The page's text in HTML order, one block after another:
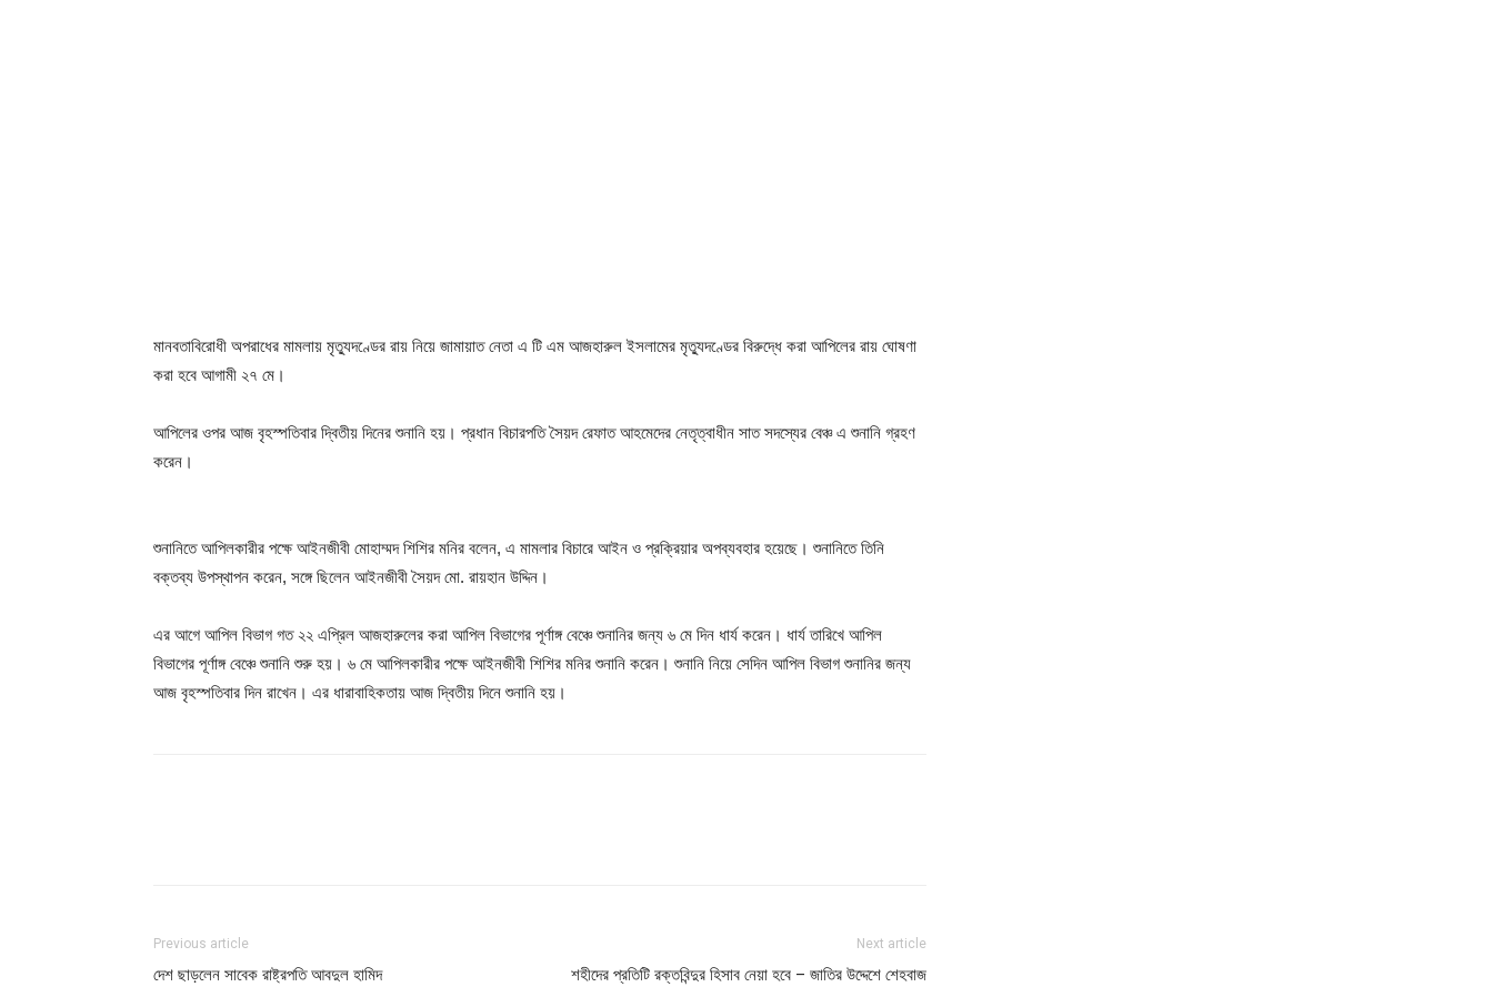
মানবতাবিরোধী অপরাধের মামলায় মৃত্যুদণ্ডের রায় নিয়ে জামায়াত নেতা এ টি এম আজহারুল ইসলামের মৃত্যুদণ্ডের বিরুদ্ধে করা আপিলের রায় ঘোষণা
করা হবে আগামী ২৭ মে।
আপিলের ওপর আজ বৃহস্পতিবার দ্বিতীয় দিনের শুনানি হয়। প্রধান বিচারপতি সৈয়দ রেফাত আহমেদের নেতৃত্বাধীন সাত সদস্যের বেঞ্চ এ শুনানি গ্রহণ
করেন।
শুনানিতে আপিলকারীর পক্ষে আইনজীবী মোহাম্মদ শিশির মনির বলেন, এ মামলার বিচারে আইন ও প্রক্রিয়ার অপব্যবহার হয়েছে। শুনানিতে তিনি
বক্তব্য উপস্থাপন করেন, সঙ্গে ছিলেন আইনজীবী সৈয়দ মো. রায়হান উদ্দিন।
এর আগে আপিল বিভাগ গত ২২ এপ্রিল আজহারুলের করা আপিল বিভাগের পূর্ণাঙ্গ বেঞ্চে শুনানির জন্য ৬ মে দিন ধার্য করেন। ধার্য তারিখে আপিল
বিভাগের পূর্ণাঙ্গ বেঞ্চে শুনানি শুরু হয়। ৬ মে আপিলকারীর পক্ষে আইনজীবী শিশির মনির শুনানি করেন। শুনানি নিয়ে সেদিন আপিল বিভাগ শুনানির জন্য
আজ বৃহস্পতিবার দিন রাখেন। এর ধারাবাহিকতায় আজ দ্বিতীয় দিনে শুনানি হয়।
Previous article
দেশ ছাড়লেন সাবেক রাষ্ট্রপতি আবদুল হামিদ
Next article
শহীদের প্রতিটি রক্তবিন্দুর হিসাব নেয়া হবে – জাতির উদ্দেশে শেহবাজ